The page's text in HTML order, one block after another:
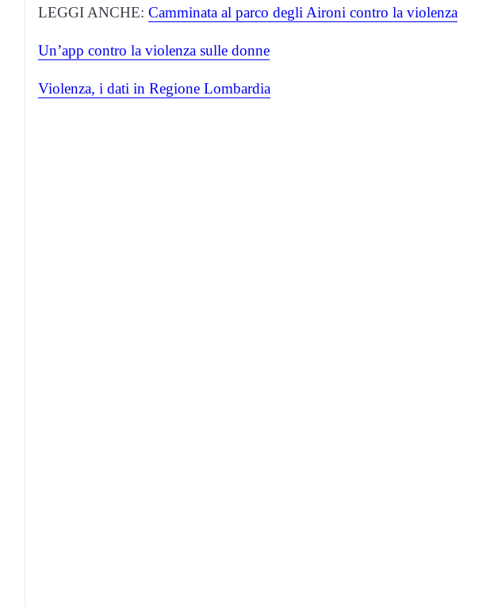
LEGGI ANCHE: Camminata al parco degli Aironi contro la violenza
Un’app contro la violenza sulle donne
Violenza, i dati in Regione Lombardia